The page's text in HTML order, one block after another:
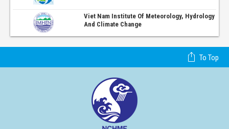
Viet Nam Institute Of Meteorology, Hydrology
And Climate Change
To Top